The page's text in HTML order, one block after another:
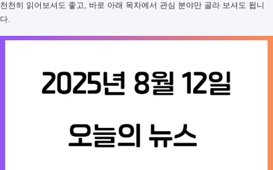
천천히 읽어보셔도 좋고, 바로 아래 목차에서 관심 분야만 골라 보셔도 됩니
다.